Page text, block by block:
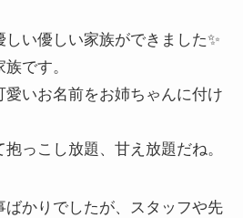
しい優しい家族ができました✨
です。
愛いお名前をお姉ちゃんに付け
っこし放題、甘え放題だね。
ばかりでしたが、スタッフや先